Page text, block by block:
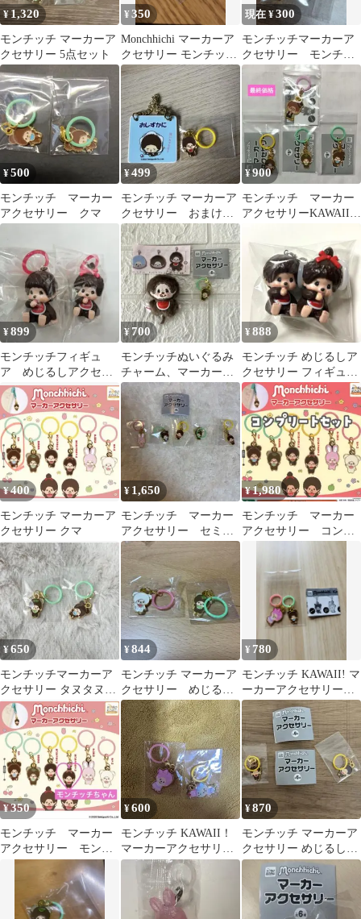
¥1,320
モンチッチ マーカーア
クセサリー 5点セット
¥350
Monchhichi マーカーア
クセサリー モンチッチ
ちゃん ガチャ
現在 ¥300
モンチッチマーカーア
クセサリー モンチッ
チくん
¥500
モンチッチ マーカー
アクセサリー クマ
¥499
モンチッチ マーカーア
クセサリー おまけ付
き
¥900
モンチッチ マーカー
アクセサリーKAWAII！
¥899
モンチッチフィギュ
ア めじるしアクセサ
リー アンブレラマー
カー 2種2個セット
¥700
モンチッチぬいぐるみ
チャーム、マーカーア
クセサリータヌタヌセ
ット
¥888
モンチッチ めじるしア
クセサリー フィギュア
アンブレラマーカー
¥400
モンチッチ マーカーア
クセサリー クマ
¥ 1,650
モンチッチ マーカー
アクセサリー セミコ
ンプリート
¥1,980
モンチッチ マーカー
アクセサリー コンプ
¥650
モンチッチマーカーア
クセサリー タヌタヌ
クマ めじるしアクセ
サリー
¥844
モンチッチ マーカーア
クセサリー めじるし
アクセサリー タヌタ
ヌ チャム
¥ 780
モンチッチ KAWAII! マ
ーカーアクセサリー 2
個セット ガチャガチ
ャ
¥350
モンチッチ マーカー
アクセサリー モンチ
ッチちゃん めじるし
アクセサリー ②
¥600
モンチッチ KAWAII！
マーカーアクセサリー
リボン アイスクリー
¥870
モンチッチ マーカーア
クセサリー めじるしア
クセサリー